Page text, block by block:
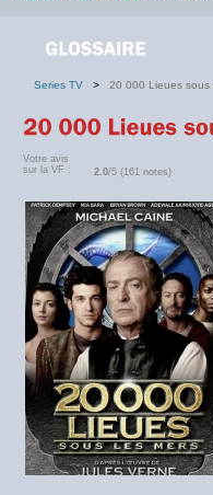
Series TV > 20 000 Lieues sous
Votre avis
sur la VF :
2.0/5 (161 notes)